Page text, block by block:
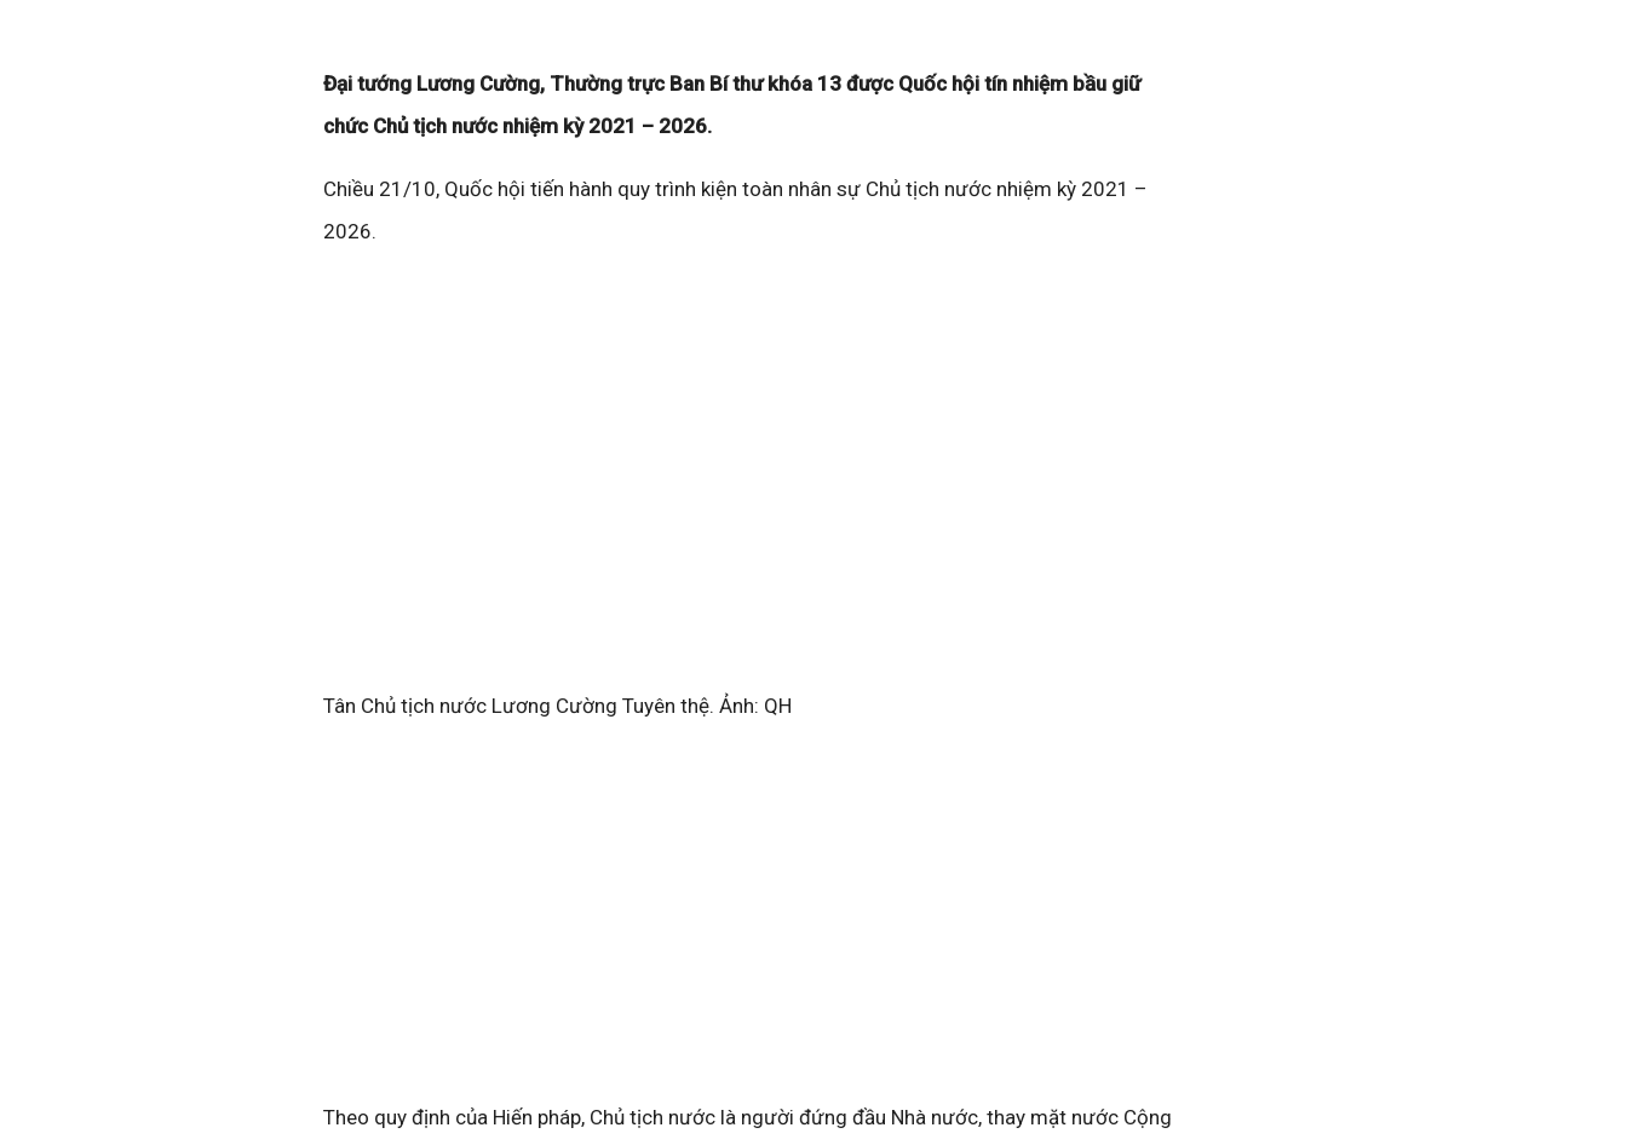
Đại tướng Lương Cường, Thường trực Ban Bí thư khóa 13 được Quốc hội tín nhiệm bầu giữ
chức Chủ tịch nước nhiệm kỳ 2021 – 2026.
Chiều 21/10, Quốc hội tiến hành quy trình kiện toàn nhân sự Chủ tịch nước nhiệm kỳ 2021 –
2026.
Tân Chủ tịch nước Lương Cường Tuyên thệ. Ảnh: QH
Theo quy định của Hiến pháp, Chủ tịch nước là người đứng đầu Nhà nước, thay mặt nước Cộng